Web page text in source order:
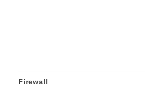
Firewall